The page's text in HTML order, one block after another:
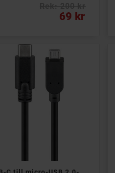
69 kr
Lägg till i kundvagn